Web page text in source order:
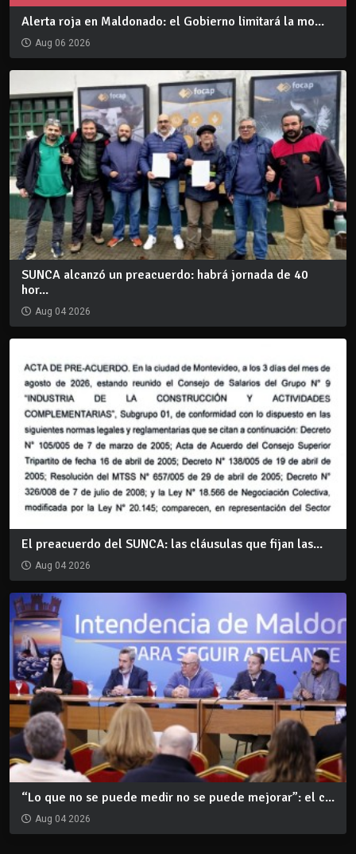
Alerta roja en Maldonado: el Gobierno limitará la mo...
Aug 06 2026
SUNCA alcanzó un preacuerdo: habrá jornada de 40
hor...
Aug 04 2026
El preacuerdo del SUNCA: las cláusulas que fijan las...
Aug 04 2026
“Lo que no se puede medir no se puede mejorar”: el c...
Aug 04 2026